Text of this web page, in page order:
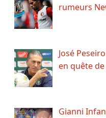
rumeurs
José
en quête de
Gianni